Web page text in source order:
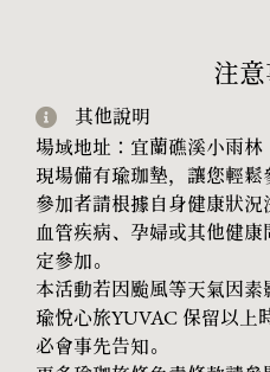
注
其他說明
場域地址：宜蘭礁溪小雨林
現場備有瑜珈墊，讓您輕鬆
參加者請根據自身健康狀
血管疾病、孕婦或其他健
定參加。
本活動若因颱風等天氣因素
瑜悅心旅YUVAC 保留以上
必會事先告知。